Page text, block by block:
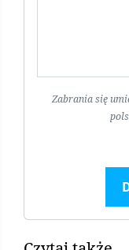
Zabrania się